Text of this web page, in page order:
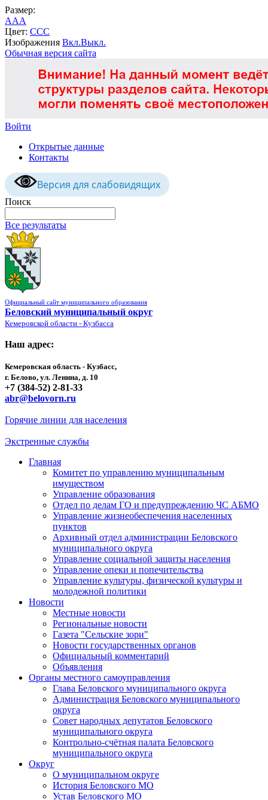
Размер:
AAA
Цвет: CCC
Изображения Вкл.Выкл.
Обычная версия сайта
Войти
Открытые данные
Контакты
Версия для слабовидящих
Поиск
Все результаты
Официальный сайт муниципального образования
Беловский муниципальный округ
Кемеровской области - Кузбасса
Наш адрес:
Кемеровская область - Кузбасс,
г. Белово, ул. Ленина, д. 10
+7 (384-52) 2-81-33
abr@belovorn.ru
Горячие линии для населения
Экстренные службы
Главная
Комитет по управлению муниципальным
имуществом
Управление образования
Отдел по делам ГО и предупреждению ЧС АБМО
Управление жизнеобеспечения населенных
пунктов
Архивный отдел администрации Беловского
муниципального округа
Управление социальной защиты населения
Управление опеки и попечительства
Управление культуры, физической культуры и
молодежной политики
Новости
Местные новости
Региональные новости
Газета "Сельские зори"
Новости государственных органов
Официальный комментарий
Объявления
Органы местного самоуправления
Глава Беловского муниципального округа
Администрация Беловского муниципального
округа
Совет народных депутатов Беловского
муниципального округа
Контрольно-счётная палата Беловского
муниципального округа
Округ
О муниципальном округе
История Беловского МО
Устав Беловского МО